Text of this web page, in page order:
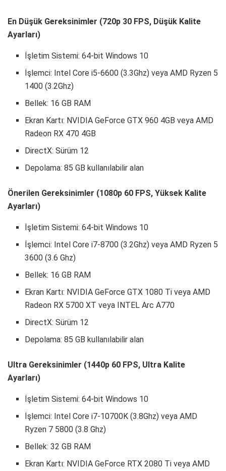
En Düşük Gereksinimler (720p 30 FPS, Düşük Kalite
Ayarları)
İşletim Sistemi: 64-bit Windows 10
İşlemci: Intel Core i5-6600 (3.3Ghz) veya AMD Ryzen 5
1400 (3.2Ghz)
Bellek: 16 GB RAM
Ekran Kartı: NVIDIA GeForce GTX 960 4GB veya AMD
Radeon RX 470 4GB
DirectX: Sürüm 12
Depolama: 85 GB kullanılabilir alan
Önerilen Gereksinimler (1080p 60 FPS, Yüksek Kalite
Ayarları)
İşletim Sistemi: 64-bit Windows 10
İşlemci: Intel Core i7-8700 (3.2Ghz) veya AMD Ryzen 5
3600 (3.6 Ghz)
Bellek: 16 GB RAM
Ekran Kartı: NVIDIA GeForce GTX 1080 Ti veya AMD
Radeon RX 5700 XT veya INTEL Arc A770
DirectX: Sürüm 12
Depolama: 85 GB kullanılabilir alan
Ultra Gereksinimler (1440p 60 FPS, Ultra Kalite
Ayarları)
İşletim Sistemi: 64-bit Windows 10
İşlemci: Intel Core i7-10700K (3.8Ghz) veya AMD
Ryzen 7 5800 (3.8 Ghz)
Bellek: 32 GB RAM
Ekran Kartı: NVIDIA GeForce RTX 2080 Ti veya AMD